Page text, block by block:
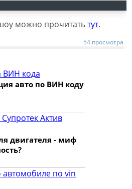
можно прочитатьтут.
54 просмотра
авто по ВИН коду
двигателя - миф